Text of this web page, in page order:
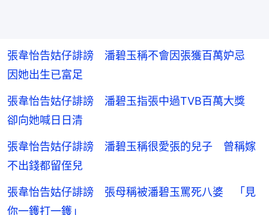
張韋怡告姑仔誹謗 潘碧玉稱不會因張獲百萬妒忌
因她出生已富足
張韋怡告姑仔誹謗 潘碧玉指張中過TVB百萬大獎
卻向她喊日日清
張韋怡告姑仔誹謗 潘碧玉稱很愛張的兒子 曾稱嫁
不出錢都留侄兒
張韋怡告姑仔誹謗 張母稱被潘碧玉罵死八婆 「見
你一鑊打一鑊」